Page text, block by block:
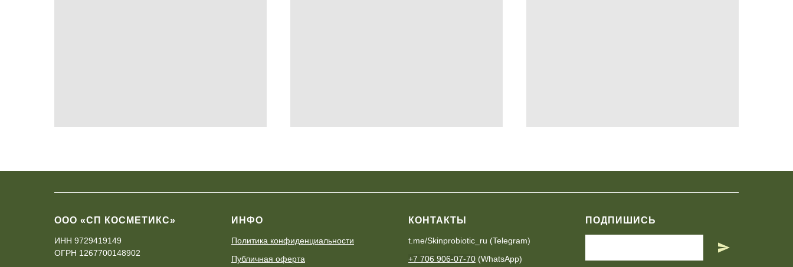
ООО «СП КОСМЕТИКС»
ИНН 9729419149
ОГРН 1267700148902
ИНФО
Политика конфиденциальности
Публичная оферта
КОНТАКТЫ
t.me/Skinprobiotic_ru (Telegram)
+7 706 906-07-70 (WhatsApp)
ПОДПИШИСЬ